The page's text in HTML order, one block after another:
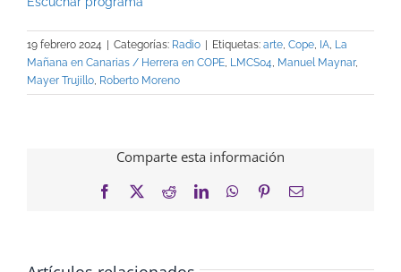
19 febrero 2024 Categorías: Radio Etiquetas: arte, Cope, IA, La
Mañana en Canarias / Herrera en COPE, LMCS04, Manuel Maynar,
Mayer Trujillo, Roberto Moreno
Comparte esta información
Facebook RedditLinkedInWhatsApp
PinterestCorreo